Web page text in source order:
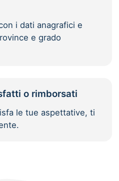
i dati anagrafici e
e grado
o rimborsati
le tue aspettative, ti